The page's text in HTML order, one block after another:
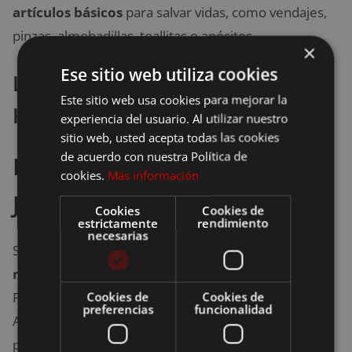
artículos básicos para salvar vidas, como vendajes,
pinzas, almohadillas, toallitas o apósitos.
La mejor oferta para comprar el
Kit de primeros auxilios HYRL
Kit de primeros auxilios
JICYU
Se trata de un kit compuesto por unamplio equipo
médico portátilde gran capacidad multifuncional.
Presume de poder transportarse cómodamente.
Asimismo, contiene numerosos compartimentos
para que la organización y la protección del material
×
Ese sitio web utiliza cookies
Este sitio web usa cookies para mejorar la
experiencia del usuario. Al utilizar nuestro
sitio web, usted acepta todas las cookies
de acuerdo con nuestra Política de
cookies. Más información
Cookies
estrictamente
necesarias
Cookies de
rendimiento
Cookies de
preferencias
Cookies de
funcionalidad